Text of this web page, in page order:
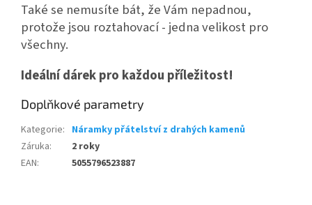
Také se nemusíte bát, že Vám nepadnou,
protože jsou roztahovací - jedna velikost pro
všechny.
Ideální dárek pro každou příležitost!
Doplňkové parametry
Kategorie: Náramky přátelství z drahých kamenů
Záruka:
2 roky
EAN: 5055796523887